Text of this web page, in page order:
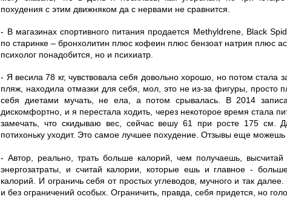
похудения с этим движняком да с нервами не сравнится.
- В магазинах спортивного питания продается Methyldrene, Black
по старинке – бронхолитин плюс кофеин плюс бензоат натрия плюс
психолог понадобится, но и психиатр.
- Я весила 78 кг, чувствовала себя довольно хорошо, но потом стала
пляж, находила отмазки для себя, мол, это не из-за фигуры, просто
себя диетами мучать, не ела, а потом срывалась. В 2014
дискомфортно, и я перестала ходить, через некоторое время стала
замечать, что скидываю вес, сейчас вешу 61 при росте 175 см.
потихоньку уходит. Это самое лучшее похудение. Отзывы еще можешь
- Автор, реально, трать больше калорий, чем получаешь,
энергозатраты, и считай калории, которые ешь и главное -
калорий. И ограничь себя от простых углеводов, мучного и так далее.
и без ограничений особых. Ограничить, правда, себя придется, но